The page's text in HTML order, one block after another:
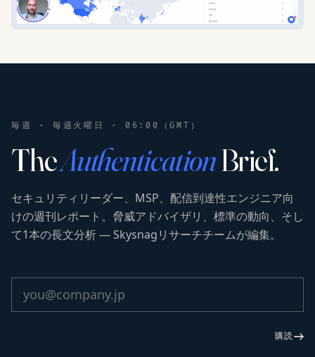
毎週 · 毎週火曜日 · 06:00（GMT）
TheAuthenticationBrief.
セキュリティリーダー、MSP、配信到達性エンジニア向
けの週刊レポート。脅威アドバイザリ、標準の動向、そし
て1本の長文分析 — Skysnagリサーチチームが編集。
購読